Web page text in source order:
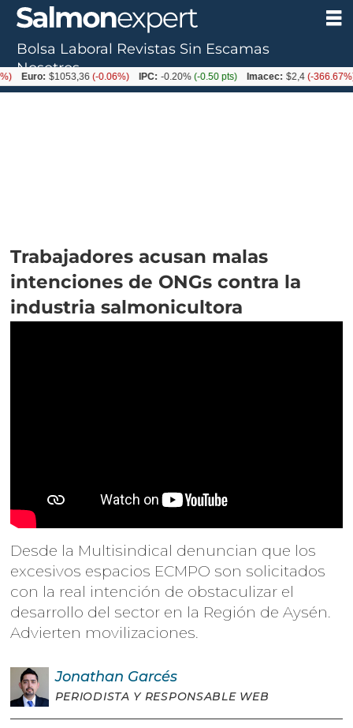
Trabajadores acusan malas
intenciones de ONGs contra la
industria salmonicultora
Desde la Multisindical denuncian que los
excesivos espacios ECMPO son solicitados
con la real intención de obstaculizar el
desarrollo del sector en la Región de Aysén.
Advierten movilizaciones.
Jonathan Garcés
PERIODISTA Y RESPONSABLE WEB
Bolsa Laboral Revistas Sin Escamas
Nosotros
$1053,36(-0.06%) IPC: -0.20% (-0.50 pts) Imacec: $2,4(-366.67%) TPM: